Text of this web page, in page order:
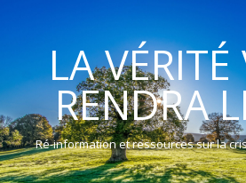
LA
RENDRA
Ré-information et ressources sur la